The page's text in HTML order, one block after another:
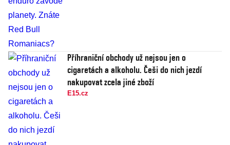
Příhraniční obchody už nejsou jen o
cigaretách a alkoholu. Češi do nich jezdí
nakupovat zcela jiné zboží
E15.cz